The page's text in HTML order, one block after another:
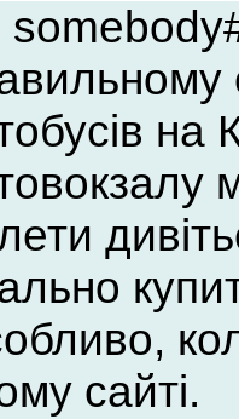
на
сайті.